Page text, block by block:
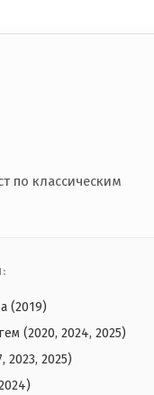
по классическим
(2019)
(2020, 2024, 2025)
2023, 2025)